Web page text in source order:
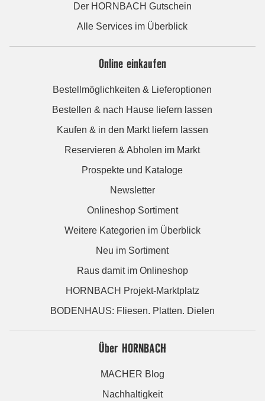
Der HORNBACH Gutschein
Alle Services im Überblick
Online einkaufen
Bestellmöglichkeiten & Lieferoptionen
Bestellen & nach Hause liefern lassen
Kaufen & in den Markt liefern lassen
Reservieren & Abholen im Markt
Prospekte und Kataloge
Newsletter
Onlineshop Sortiment
Weitere Kategorien im Überblick
Neu im Sortiment
Raus damit im Onlineshop
HORNBACH Projekt-Marktplatz
BODENHAUS: Fliesen. Platten. Dielen
Über HORNBACH
MACHER Blog
Nachhaltigkeit